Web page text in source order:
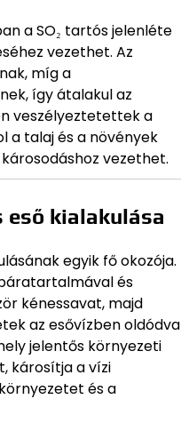
a SO₂ tartós jelenléte
vezethet. Az
míg a
így átalakul az
veszélyeztetettek a
a talaj és a növények
vezethet.
eső kialakulása
egyik fő okozója.
és
kénessavat, majd
az esővízben oldódva
jelentős környezeti
károsítja a vízi
és a